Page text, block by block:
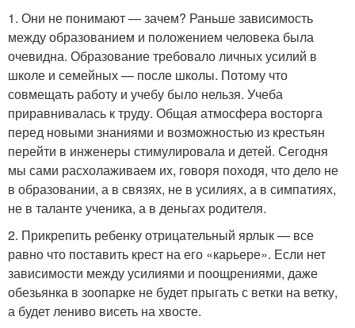
1. Они не понимают — зачем? Раньше зависимость
между образованием и положением человека была
очевидна. Образование требовало личных усилий в
школе и семейных — после школы. Потому что
совмещать работу и учебу было нельзя. Учеба
приравнивалась к труду. Общая атмосфера восторга
перед новыми знаниями и возможностью из крестьян
перейти в инженеры стимулировала и детей. Сегодня
мы сами расхолаживаем их, говоря походя, что дело не
в образовании, а в связях, не в усилиях, а в симпатиях,
не в таланте ученика, а в деньгах родителя.
2. Прикрепить ребенку отрицательный ярлык — все
равно что поставить крест на его «карьере». Если нет
зависимости между усилиями и поощрениями, даже
обезьянка в зоопарке не будет прыгать с ветки на ветку,
а будет лениво висеть на хвосте.